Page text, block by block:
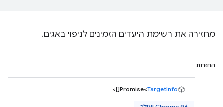
מחזירה את רשימת היעדים הזמינים לניפוי באגים.
החזרות
Promise<TargetInfo
[]>